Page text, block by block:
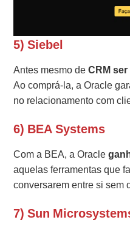
5) Siebel
Antes mesmo deCRM
Ao comprá-la, a Oracle
no relacionamento com
6) BEA Systems
Com a BEA, a Oracle
aquelas ferramentas que
conversarem entre si sem
7) Sun